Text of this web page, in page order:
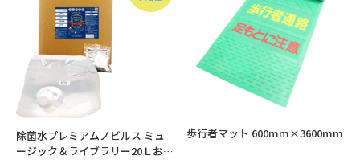
除菌水プレミアムノビルス ミュ
ージック＆ライブラリー20Ｌお得
歩行者マット 600mm×3600mm